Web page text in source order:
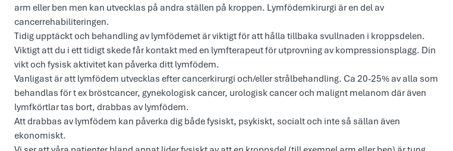
arm eller ben men kan utvecklas på andra ställen på kroppen. Lymfödemkirurgi är en del av
cancerrehabiliteringen.
Tidig upptäckt och behandling av lymfödemet är viktigt för att hålla tillbaka svullnaden i kroppsdelen.
Viktigt att du i ett tidigt skede får kontakt med en lymfterapeut för utprovning av kompressionsplagg. Din
vikt och fysisk aktivitet kan påverka ditt lymfödem.
Vanligast är att lymfödem utvecklas efter cancerkirurgi och/eller strålbehandling. Ca 20-25% av alla som
behandlas för t ex bröstcancer, gynekologisk cancer, urologisk cancer och malignt melanom där även
lymfkörtlar tas bort, drabbas av lymfödem.​ ​
Att drabbas av lymfödem kan påverka dig både fysiskt, psykiskt, socialt och inte så sällan även
ekonomiskt.​ ​